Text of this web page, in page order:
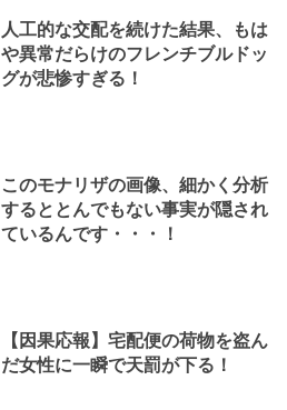
人工的な交配を続けた結果、もは
や異常だらけのフレンチブルドッ
グが悲惨すぎる！
このモナリザの画像、細かく分析
するととんでもない事実が隠され
ているんです・・・！
【因果応報】宅配便の荷物を盗ん
だ女性に一瞬で天罰が下る！